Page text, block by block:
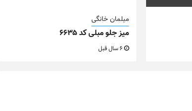
مبلمان خانگی
میز جلو مبلی کد ۶۶۳۵
6 سال قبل